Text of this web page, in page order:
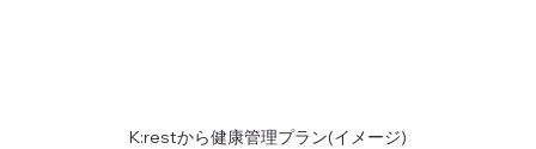
K:restから健康管理プラン(イメージ)